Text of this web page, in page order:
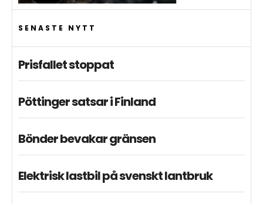
SENASTE NYTT
Prisfallet stoppat
Pöttinger satsar i Finland
Bönder bevakar gränsen
Elektrisk lastbil på svenskt lantbruk